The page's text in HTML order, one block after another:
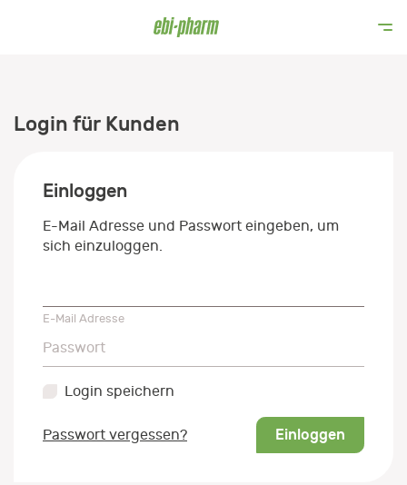
Login für Kunden
Einloggen
E-Mail Adresse und Passwort eingeben, um
sich einzuloggen.
E-Mail Adresse
Passwort
Passwort
Login speichern
Passwort vergessen? Einloggen